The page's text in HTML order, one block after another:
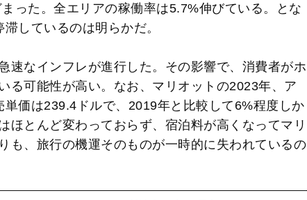
った。全エリアの稼働率は5.7%伸びている。とな
しているのは明らかだ。
速なインフレが進行した。その影響で、消費者がホ
る可能性が高い。なお、マリオットの2023年、ア
単価は239.4ドルで、2019年と比較して6%程度しか
ほとんど変わっておらず、宿泊料が高くなってマリ
も、旅行の機運そのものが一時的に失われているの